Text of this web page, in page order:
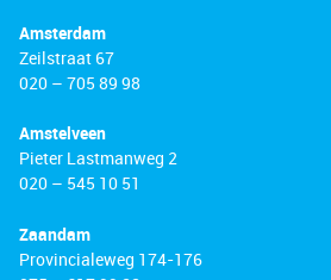
Amsterdam
Zeilstraat 67
020 – 705 89 98
Amstelveen
Pieter Lastmanweg 2
020 – 545 10 51
Zaandam
Provincialeweg 174-176